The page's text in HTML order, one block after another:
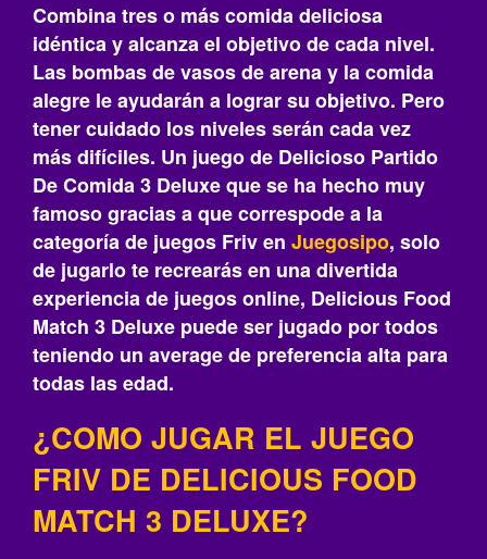
Combina tres o más comida deliciosa
idéntica y alcanza el objetivo de cada nivel.
Las bombas de vasos de arena y la comida
alegre le ayudarán a lograr su objetivo. Pero
tener cuidado los niveles serán cada vez
más difíciles. Un juego de Delicioso Partido
De Comida 3 Deluxe que se ha hecho muy
famoso gracias a que correspode a la
categoría de juegos Friv en Juegosipo, solo
de jugarlo te recrearás‎ en una divertida
experiencia de juegos online, Delicious Food
Match 3 Deluxe puede ser jugado por todos
teniendo un average de preferencia alta para
todas las edad.
¿COMO JUGAR EL JUEGO
FRIV DE DELICIOUS FOOD
MATCH 3 DELUXE?